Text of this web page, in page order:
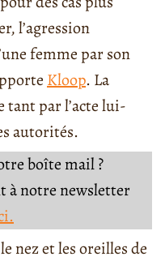
l’agression
femme par son
Kloop. La
tant par l’acte lui-
autorités.
boîte mail ?
à notre newsletter
nez et les oreilles de